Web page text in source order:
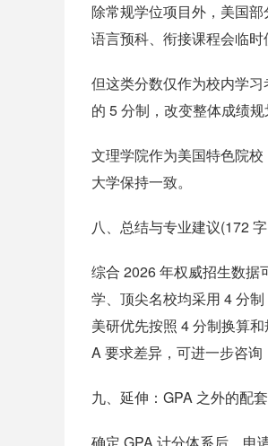
除常规学位项目外，美国
语言预科、衔接课程会临时
但这类分数仅作为校内学
的 5 分制，改变整体成绩规
文理学院作为美国特色院
大学保持一致。
八、总结与专业建议(172
综合 2026 年权威招生数据
学、顶尖名校均采用 4 分
美研优先按照 4 分制换算
A 要求差异，可进一步咨询
九、延伸：GPA 之外的配